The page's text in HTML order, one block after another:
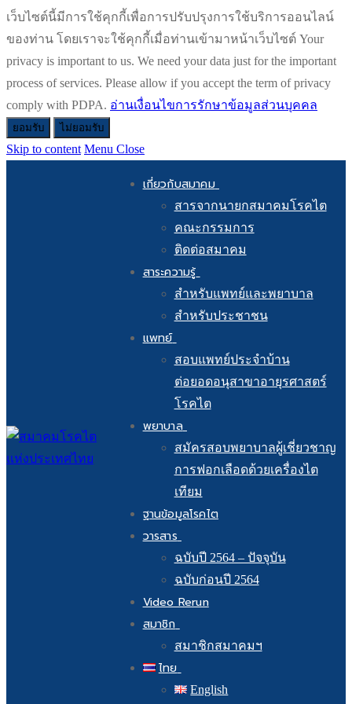
เว็บไซต์นี้มีการใช้คุกกี้เพื่อการปรับปรุงการใช้บริการออนไลน์
ของท่าน โดยเราจะใช้คุกกี้เมื่อท่านเข้ามาหน้าเว็บไซต์ Your
privacy is important to us. We need your data just for the important
process of services. Please allow if you accept the term of privacy
comply with PDPA. อ่านเงื่อนไขการรักษาข้อมูลส่วนบุคคล
ยอมรับ ไม่ยอมรับ
Skip to content Menu Close
เกี่ยวกับสมาคม
สารจากนายกสมาคมโรคไต
คณะกรรมการ
ติดต่อสมาคม
สาระความรู้
สำหรับแพทย์และพยาบาล
สำหรับประชาชน
แพทย์
สอบแพทย์ประจำบ้าน
ต่อยอดอนุสาขาอายุรศาสตร์
โรคไต
พยาบาล
สมัครสอบพยาบาลผู้เชี่ยวชาญ
การฟอกเลือดด้วยเครื่องไต
เทียม
ฐานข้อมูลโรคไต
วารสาร
ฉบับปี 2564 – ปัจจุบัน
ฉบับก่อนปี 2564
Video Rerun
สมาชิก
สมาชิกสมาคมฯ
ไทย
English